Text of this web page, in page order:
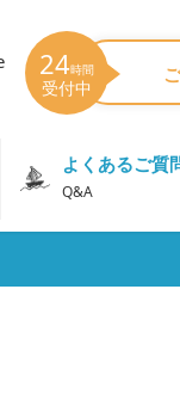
24時間
受付中
よくあるご質
Q&A